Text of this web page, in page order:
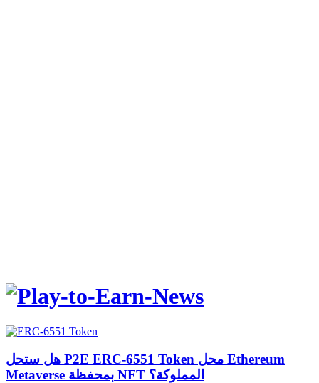
هل ستحل P2E ERC-6551 Token محل Ethereum
Metaverse بمحفظة NFT المملوكة؟